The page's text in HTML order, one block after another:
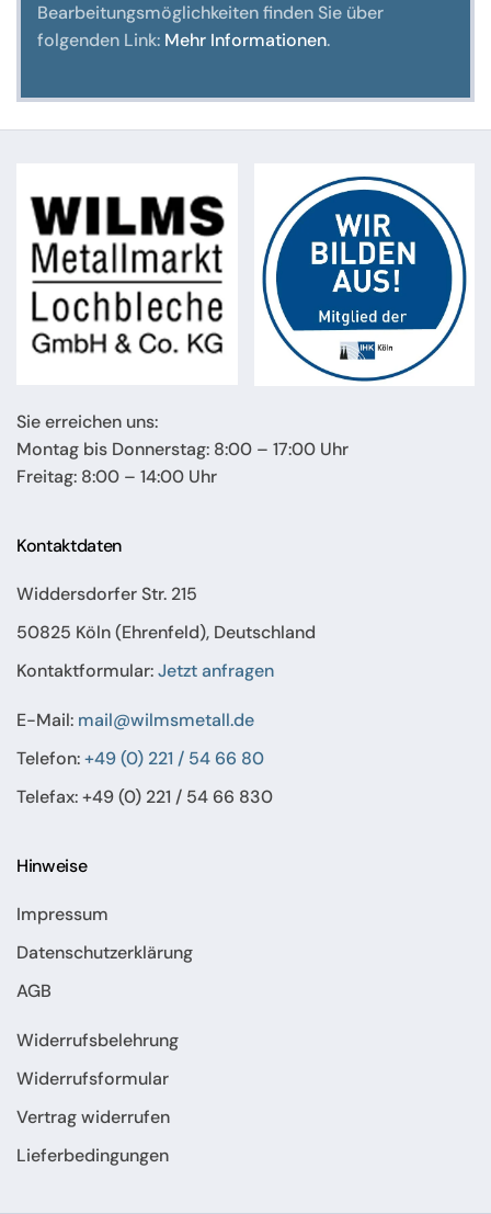
Bearbeitungsmöglichkeiten finden Sie über
folgenden Link: Mehr Informationen.
Sie erreichen uns:
Montag bis Donnerstag: 8:00 – 17:00 Uhr
Freitag: 8:00 – 14:00 Uhr
Kontaktdaten
Widdersdorfer Str. 215
50825 Köln (Ehrenfeld), Deutschland
Kontaktformular:Jetzt anfragen
E-Mail: mail@wilmsmetall.de
Telefon:+49 (0) 221 / 54 66 80
Telefax: +49 (0) 221 / 54 66 830
Hinweise
Impressum
Datenschutzerklärung
AGB
Widerrufsbelehrung
Widerrufsformular
Vertrag widerrufen
Lieferbedingungen